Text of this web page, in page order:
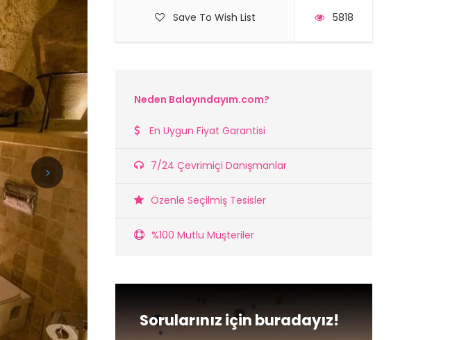
Save To Wish List 5818
Neden Balayındayım.com?
En Uygun Fiyat Garantisi
7/24 Çevrimiçi Danışmanlar
Özenle Seçilmiş Tesisler
%100 Mutlu Müşteriler
Sorularınız için buradayız!